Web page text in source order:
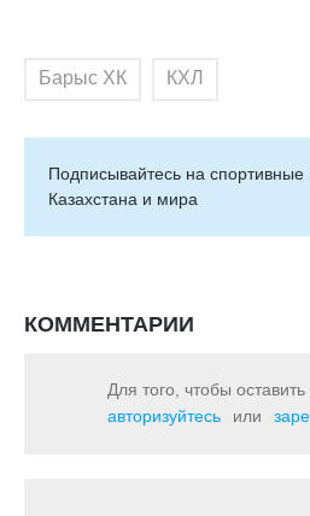
Барыс ХК КХЛ
Подписывайтесь на cпортивные
Казахстана и мира
КОММЕНТАРИИ
Для того, чтобы
авторизуйтесь
или